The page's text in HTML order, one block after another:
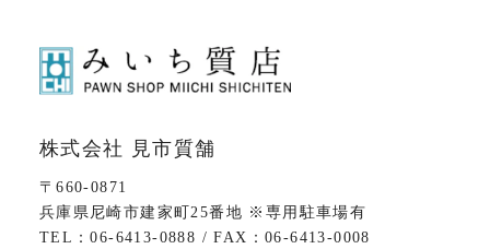
株式会社 見市質舗
〒660-0871
兵庫県尼崎市建家町25番地 ※専用駐車場有
TEL：06-6413-0888 / FAX：06-6413-0008